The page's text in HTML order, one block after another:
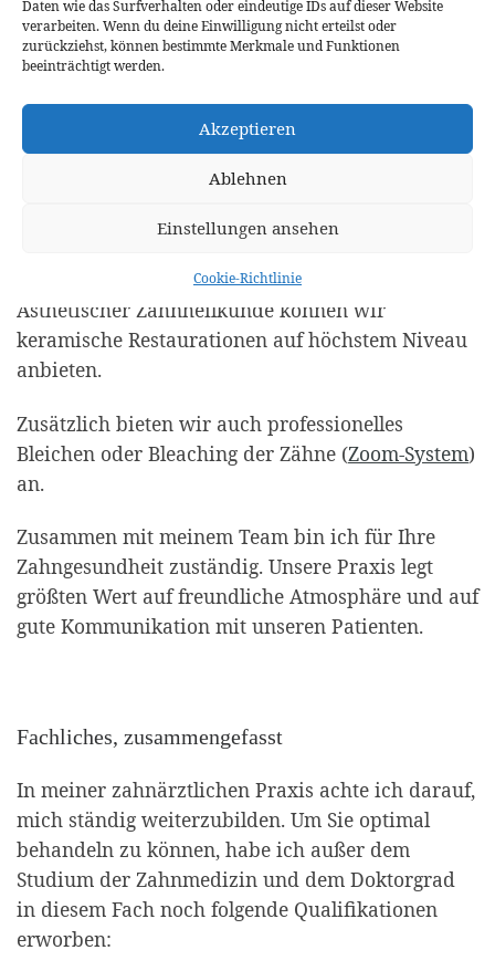
Daten wie das Surfverhalten oder eindeutige IDs auf dieser Website
verarbeiten. Wenn du deine Einwilligung nicht erteilst oder
zurückziehst, können bestimmte Merkmale und Funktionen
beeinträchtigt werden.
Akzeptieren
Ablehnen
Einstellungen ansehen
Cookie-Richtlinie
Fühlen Sie sich in unserem Wartezimmer wie zuhause
Ihr strahlendes Lächeln
Haben Sie einen besonderen ästhetischen
Anspruch an Ihre Zähne? Gerne kommen wir
kammerzertifizierten Tätigkeitsschwerpunkt in
Ästhetischer Zahnheilkunde können wir
keramische Restaurationen auf höchstem Niveau
anbieten.
Zusätzlich bieten wir auch professionelles
Bleichen oder Bleaching der Zähne (Zoom-System)
an.
Zusammen mit meinem Team bin ich für Ihre
Zahngesundheit zuständig. Unsere Praxis legt
größten Wert auf freundliche Atmosphäre und auf
gute Kommunikation mit unseren Patienten.
Fachliches, zusammengefasst
In meiner zahnärztlichen Praxis achte ich darauf,
mich ständig weiterzubilden. Um Sie optimal
behandeln zu können, habe ich außer dem
Studium der Zahnmedizin und dem Doktorgrad
in diesem Fach noch folgende Qualifikationen
erworben: